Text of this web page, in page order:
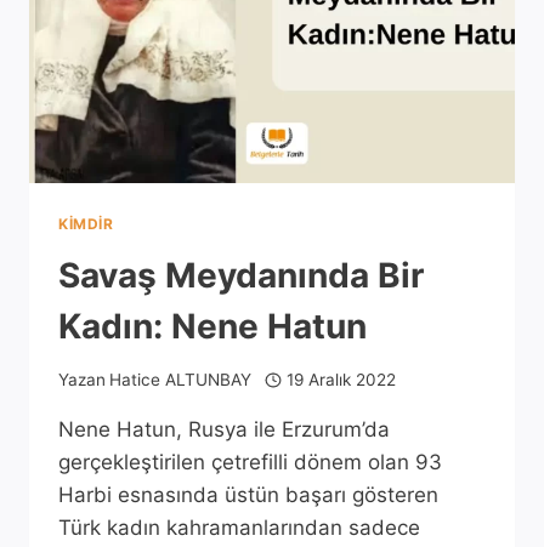
KIMDIR
Savaş Meydanında Bir
Kadın: Nene Hatun
Yazan Hatice ALTUNBAY 19 Aralık 2022
Nene Hatun, Rusya ile Erzurum’da
gerçekleştirilen çetrefilli dönem olan 93
Harbi esnasında üstün başarı gösteren
Türk kadın kahramanlarından sadece